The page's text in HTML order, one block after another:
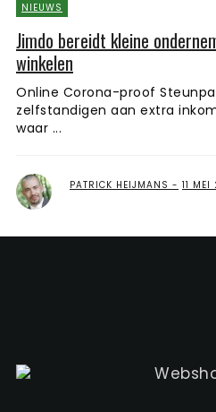
NIEUWS
Jimdo bereidt kleine
winkelen
Online Corona-proof
zelfstandigen aan extra
waar ...
PATRICK HEIJMANS 11